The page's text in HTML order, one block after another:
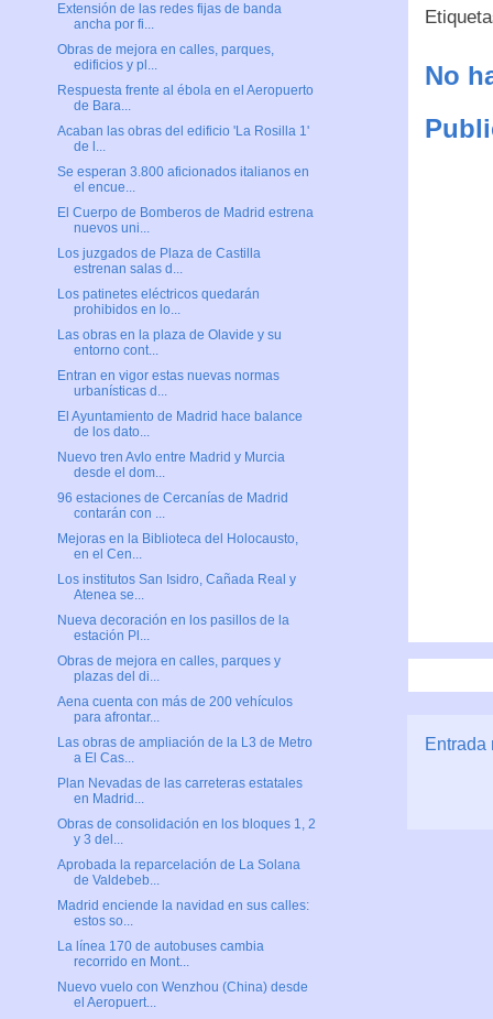
No
Entrada
Extensión de las redes fijas de banda
ancha por fi...
Obras de mejora en calles, parques,
edificios y pl...
Respuesta frente al ébola en el Aeropuerto
de Bara...
Acaban las obras del edificio ​'La Rosilla 1'
de l...
Se esperan 3.800 aficionados italianos en
el encue...
El Cuerpo de Bomberos de Madrid estrena
nuevos uni...
Los juzgados de Plaza de Castilla
estrenan salas d...
Los patinetes eléctricos quedarán
prohibidos en lo...
Las obras en la plaza de Olavide y su
entorno cont...
Entran en vigor estas nuevas normas
urbanísticas d...
El Ayuntamiento de Madrid hace balance
de los dato...
Nuevo tren Avlo entre Madrid y Murcia
desde el dom...
96 estaciones de Cercanías de Madrid
contarán con ...
Mejoras en la Biblioteca del Holocausto,
en el Cen...
Los institutos San Isidro, Cañada Real y
Atenea se...
Nueva decoración en los pasillos de la
estación Pl...
Obras de mejora en calles, parques y
plazas del di...
Aena cuenta con más de 200 vehículos
para afrontar...
Las obras de ampliación de la L3 de Metro
a El Cas...
Plan Nevadas de las carreteras estatales
en Madrid...
Obras de consolidación en los bloques 1, 2
y 3 del...
Aprobada la reparcelación de La Solana
de Valdebeb...
Madrid enciende la navidad en sus calles:
estos so...
La línea 170 de autobuses cambia
recorrido en Mont...
Nuevo vuelo con Wenzhou (China) desde
el Aeropuert...